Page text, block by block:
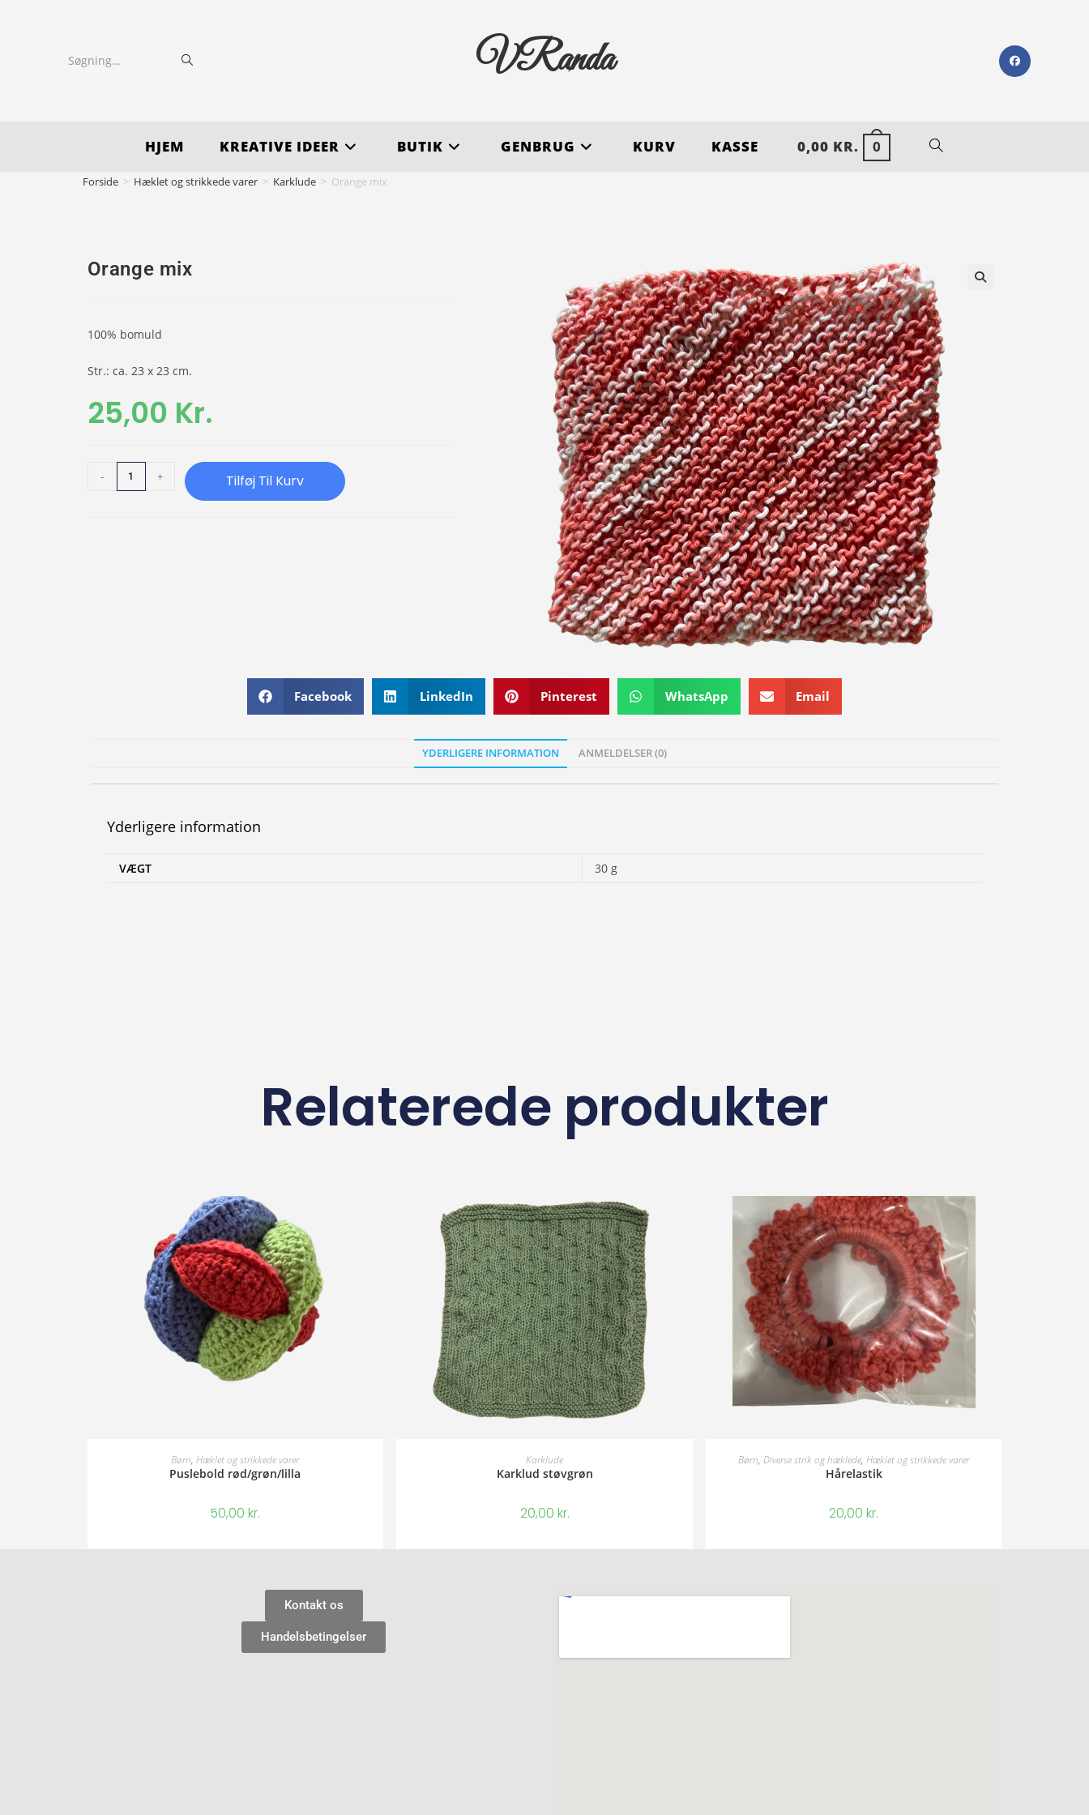
Søgning… VRanda
HJEM KREATIVE IDEER BUTIK GENBRUG KURV KASSE 0,00 KR. 0
Forside > Hæklet og strikkede varer > Karklude > Orange mix
Orange mix
100% bomuld
Str.: ca. 23 x 23 cm.
25,00 Kr.
- + Tilføj Til Kurv
Facebook LinkedIn Pinterest WhatsApp Email
YDERLIGERE INFORMATION ANMELDELSER (0)
Yderligere information
VÆGT 30 g
Relaterede produkter
Børn,Hæklet og strikkede varer
Puslebold rød/grøn/lilla
50,00kr.
Karklude
Karklud støvgrøn
20,00 kr.
Børn,Diverse strik og hæklede,Hæklet og strikkede varer
Hårelastik
20,00kr.
Kontakt os
Handelsbetingelser